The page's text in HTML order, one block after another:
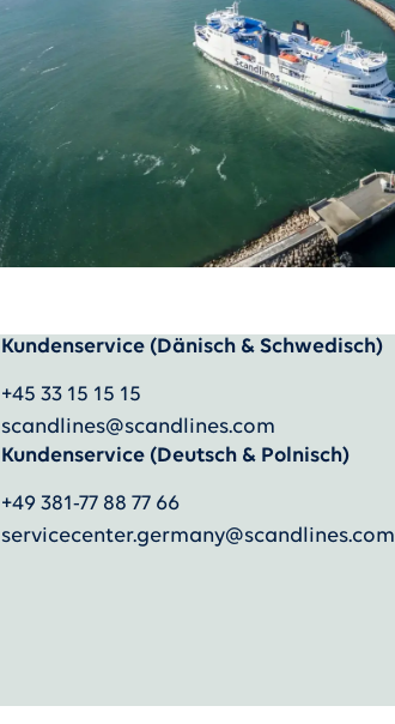
Kundenservice (Dänisch & Schwedisch)
+45 33 15 15 15
scandlines@scandlines.com
Kundenservice (Deutsch & Polnisch)
+49 381-77 88 77 66
servicecenter.germany@scandlines.com